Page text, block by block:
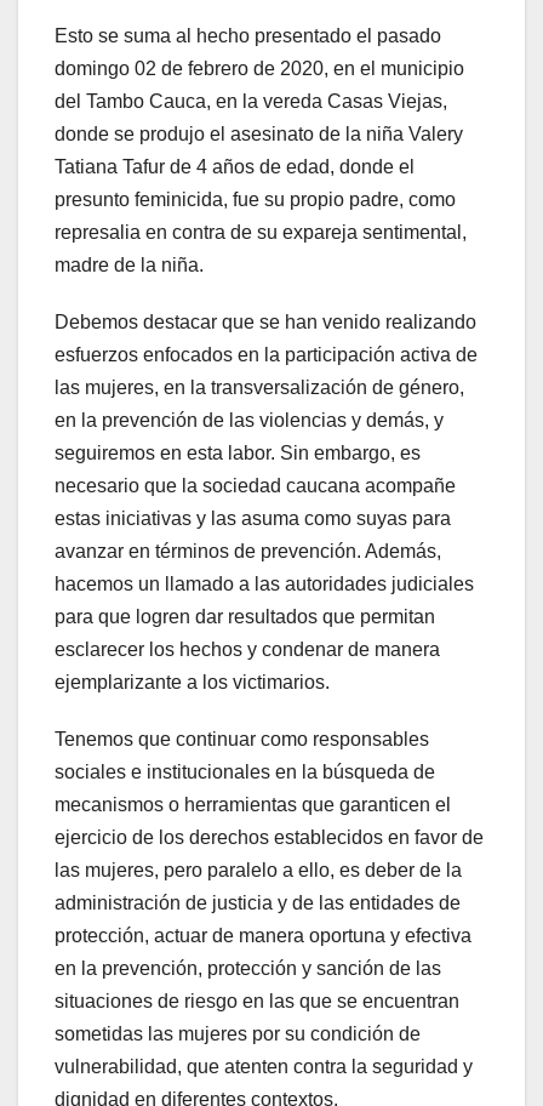
Esto se suma al hecho presentado el pasado
domingo 02 de febrero de 2020, en el municipio
del Tambo Cauca, en la vereda Casas Viejas,
donde se produjo el asesinato de la niña Valery
Tatiana Tafur de 4 años de edad, donde el
presunto feminicida, fue su propio padre, como
represalia en contra de su expareja sentimental,
madre de la niña.
Debemos destacar que se han venido realizando
esfuerzos enfocados en la participación activa de
las mujeres, en la transversalización de género,
en la prevención de las violencias y demás, y
seguiremos en esta labor. Sin embargo, es
necesario que la sociedad caucana acompañe
estas iniciativas y las asuma como suyas para
avanzar en términos de prevención. Además,
hacemos un llamado a las autoridades judiciales
para que logren dar resultados que permitan
esclarecer los hechos y condenar de manera
ejemplarizante a los victimarios.
Tenemos que continuar como responsables
sociales e institucionales en la búsqueda de
mecanismos o herramientas que garanticen el
ejercicio de los derechos establecidos en favor de
las mujeres, pero paralelo a ello, es deber de la
administración de justicia y de las entidades de
protección, actuar de manera oportuna y efectiva
en la prevención, protección y sanción de las
situaciones de riesgo en las que se encuentran
sometidas las mujeres por su condición de
vulnerabilidad, que atenten contra la seguridad y
dignidad en diferentes contextos.